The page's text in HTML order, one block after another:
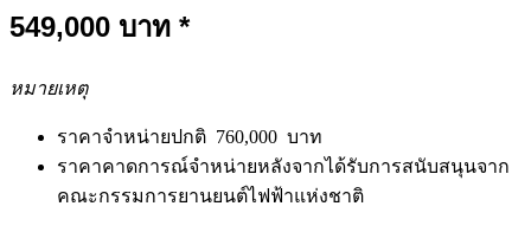
549,000 บาท *
หมายเหตุ
ราคาจำหน่ายปกติ 760,000 บาท
ราคาคาดการณ์จำหน่ายหลังจากได้รับการสนับสนุนจาก
คณะกรรมการยานยนต์ไฟฟ้าแห่งชาติ